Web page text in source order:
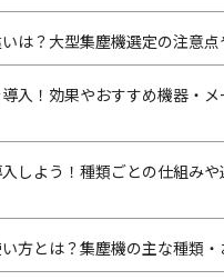
は？大型集塵機選定の注意
入！効果やおすすめ機器・
しよう！種類ごとの仕組み
方とは？集塵機の主な種類